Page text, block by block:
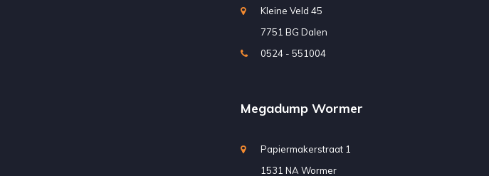
Kleine Veld 45
7751 BG Dalen
0524 - 551004
Megadump Wormer
Papiermakerstraat 1
1531 NA Wormer